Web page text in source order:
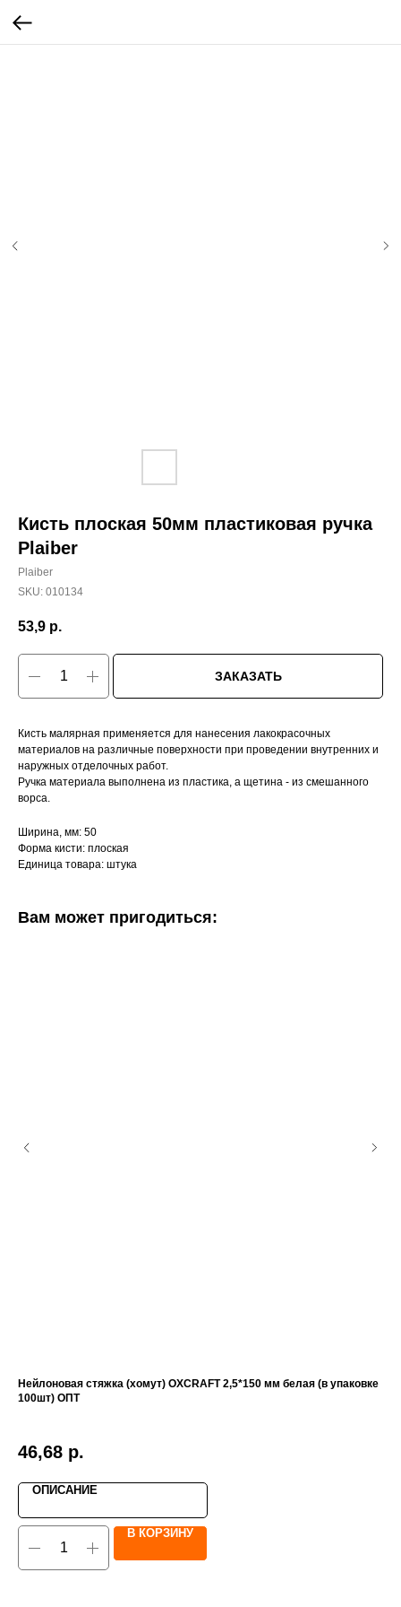
Кисть плоская 50мм пластиковая ручка
Plaiber
Plaiber
SKU: 010134
53,9 р.
ЗАКАЗАТЬ
Кисть малярная применяется для нанесения лакокрасочных
материалов на различные поверхности при проведении внутренних и
наружных отделочных работ.
Ручка материала выполнена из пластика, а щетина - из смешанного
ворса.
Ширина, мм: 50
Форма кисти: плоская
Единица товара: штука
Вам может пригодиться:
Нейлоновая стяжка (хомут) OXCRAFT 2,5*150 мм белая (в упаковке
100шт) ОПТ
46,68 р.
ОПИСАНИЕ
В КОРЗИНУ